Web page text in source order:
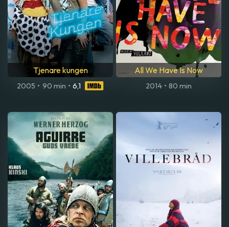
Tjenare kungen
2005 • 90 min • 6,1
All We Have Is Now
2014 • 80 min